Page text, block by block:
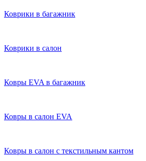
Коврики в багажник
Коврики в салон
Ковры EVA в багажник
Ковры в салон EVA
Ковры в салон с текстильным кантом